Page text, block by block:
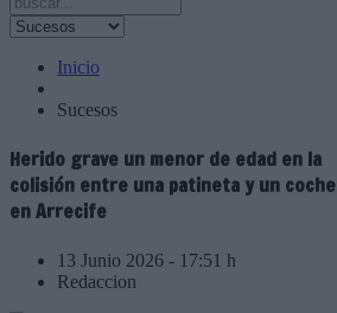
Inicio
Sucesos
Herido grave un menor de edad en la
colisión entre una patineta y un coche
en Arrecife
13 Junio 2026 - 17:51 h
Redaccion